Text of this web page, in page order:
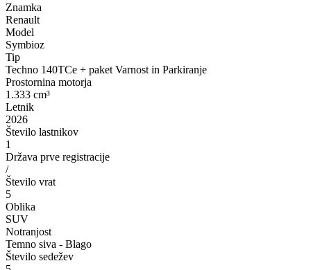
Znamka
Renault
Model
Symbioz
Tip
Techno 140TCe + paket Varnost in Parkiranje
Prostornina motorja
1.333 cm³
Letnik
2026
Število lastnikov
1
Država prve registracije
/
Število vrat
5
Oblika
SUV
Notranjost
Temno siva - Blago
Število sedežev